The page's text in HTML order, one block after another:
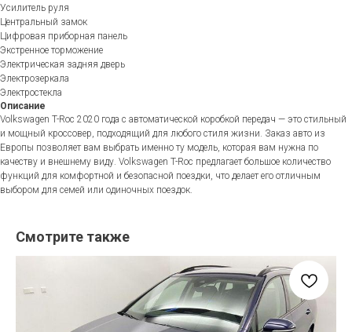
Усилитель руля
Центральный замок
Цифровая приборная панель
Экстренное торможение
Электрическая задняя дверь
Электрозеркала
Электростекла
Описание
Volkswagen T-Roc 2020 года с автоматической коробкой передач — это стильный
и мощный кроссовер, подходящий для любого стиля жизни. Заказ авто из
Европы позволяет вам выбрать именно ту модель, которая вам нужна по
качеству и внешнему виду. Volkswagen T-Roc предлагает большое количество
функций для комфортной и безопасной поездки, что делает его отличным
выбором для семей или одиночных поездок.
Смотрите также